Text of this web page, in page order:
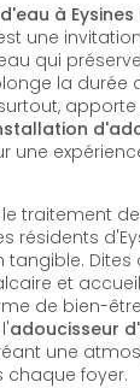
à Eysines
une
qui
la durée
une
traitement
résidents
Dites
et
de bien-
adoucisseur
une
chaque foyer.